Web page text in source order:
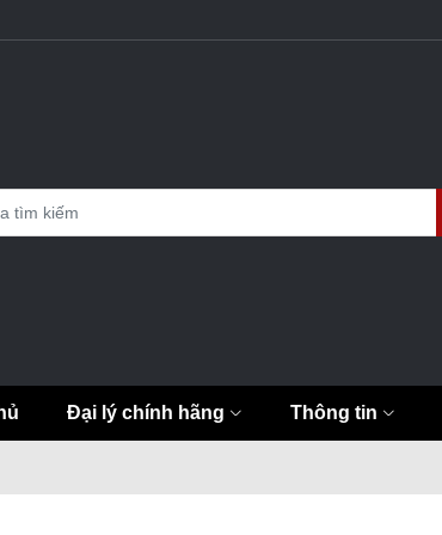
Đại lý chính hãng Thông tin